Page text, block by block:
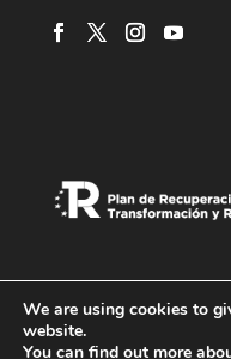
We are using cookies to
website.
You can find out more